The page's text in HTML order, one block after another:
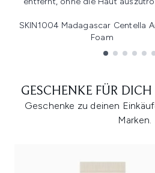
SKIN1004 Madagascar Centella
Foam
GESCHENKE FÜR DICH
Geschenke zu deinen
Marken.